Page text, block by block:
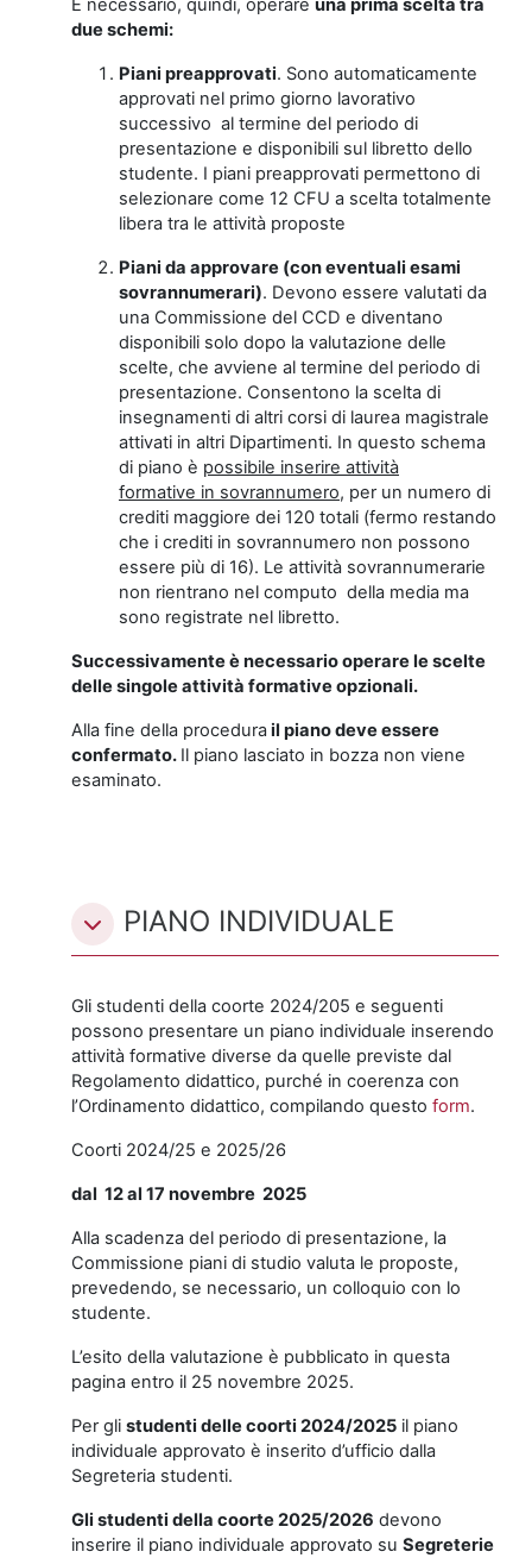
È necessario, quindi, operare una prima scelta tra
due schemi:
Piani preapprovati. Sono automaticamente
approvati nel primo giorno lavorativo
successivo al termine del periodo di
presentazione e disponibili sul libretto dello
studente. I piani preapprovati permettono di
selezionare come 12 CFU a scelta totalmente
libera tra le attività proposte
Piani da approvare (con eventuali esami
sovrannumerari). Devono essere valutati da
una Commissione del CCD e diventano
disponibili solo dopo la valutazione delle
scelte, che avviene al termine del periodo di
presentazione. Consentono la scelta di
insegnamenti di altri corsi di laurea magistrale
attivati in altri Dipartimenti. In questo schema
di piano è possibile inserire attività
formative in sovrannumero, per un numero di
crediti maggiore dei 120 totali (fermo restando
che i crediti in sovrannumero non possono
essere più di 16). Le attività sovrannumerarie
non rientrano nel computo della media ma
sono registrate nel libretto.
Successivamente è necessario operare le scelte
delle singole attività formative opzionali.
Alla fine della procedurail piano deve essere
confermato. Il piano lasciato in bozza non viene
esaminato.
PIANO INDIVIDUALE
Gli studenti della coorte 2024/205 e seguenti
possono presentare un piano individuale inserendo
attività formative diverse da quelle previste dal
Regolamento didattico, purché in coerenza con
l’Ordinamento didattico, compilando questo form.
Coorti 2024/25 e 2025/26
dal 12 al 17 novembre 2025
Alla scadenza del periodo di presentazione, la
Commissione piani di studio valuta le proposte,
prevedendo, se necessario, un colloquio con lo
studente.
L’esito della valutazione è pubblicato in questa
pagina entro il 25 novembre 2025.
Per gli studenti delle coorti 2024/2025 il piano
individuale approvato è inserito d’ufficio dalla
Segreteria studenti.
Gli studenti della coorte 2025/2026 devono
inserire il piano individuale approvato su Segreterie